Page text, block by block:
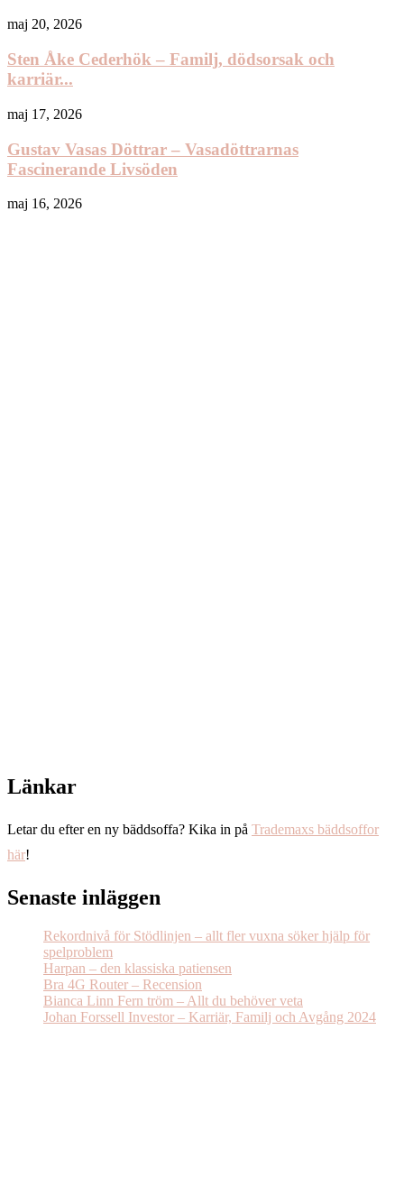
maj 20, 2026
Sten Åke Cederhök – Familj, dödsorsak och
karriär...
maj 17, 2026
Gustav Vasas Döttrar – Vasadöttrarnas
Fascinerande Livsöden
maj 16, 2026
Länkar
Letar du efter en ny bäddsoffa? Kika in på Trademaxs bäddsoffor
här!
Senaste inläggen
Rekordnivå för Stödlinjen – allt fler vuxna söker hjälp för
spelproblem
Harpan – den klassiska patiensen
Bra 4G Router – Recension
Bianca Linn Fern tröm – Allt du behöver veta
Johan Forssell Investor – Karriär, Familj och Avgång 2024